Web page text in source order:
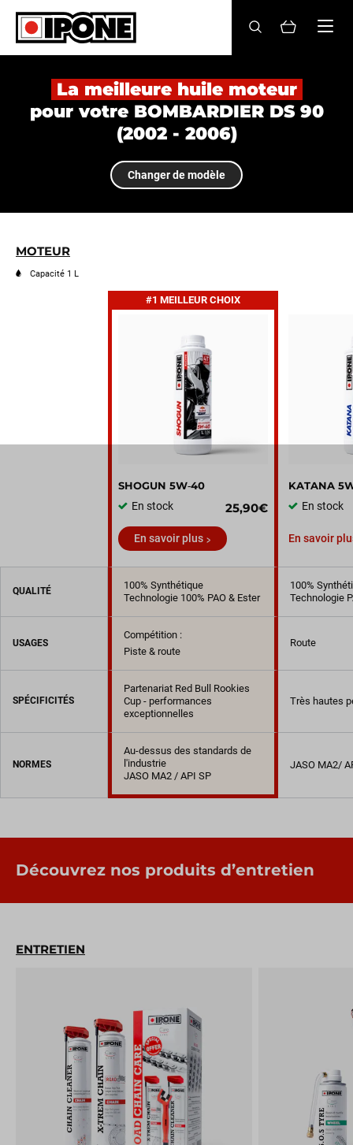
Ipone
HUILES MOTEUR
ENTRETIEN
MAINTENANCE
Revendeurs
BE
La meilleure huile moteur
pour votre BOMBARDIER DS 90
(2002 - 2006)
Changer de modèle
MOTEUR
Capacité 1 L
#1 MEILLEUR CHOIX
SHOGUN 5W‑40
En stock
25,90€
KATANA
En stock
En savoir plus En savoir
QUALITÉ
100% Synthétique
Technologie 100% PAO & Ester
100%
Technologie
USAGES
Compétition :
Piste & route
Route
SPÉCIFICITÉS
Partenariat Red Bull Rookies
Cup - performances
exceptionnelles
Très hautes
NORMES
Au-dessus des standards de
l'industrie
JASO MA2 / API SP
JASO MA2/
Découvrez nos produits d’entretien
ENTRETIEN